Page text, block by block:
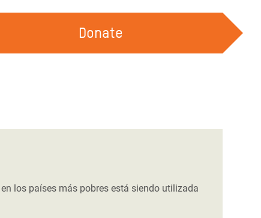
Donate
los países más pobres está siendo utilizada